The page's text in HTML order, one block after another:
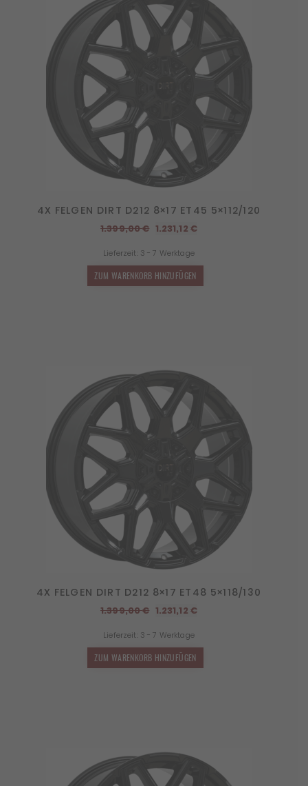
4X FELGEN DIRT D212 8×17 ET45 5×112/120
1.399,00€ Ursprünglicher
war:
1.399,00 €
1.231,12 €Aktueller
Lieferzeit: 3 - 7 Werktage
ZUM WARENKORB HINZUFÜGEN
4X FELGEN DIRT D212 8×17 ET48 5×118/130
1.399,00€ Ursprünglicher
war:
1.399,00 €
1.231,12 €Aktueller
Lieferzeit: 3 - 7 Werktage
ZUM WARENKORB HINZUFÜGEN